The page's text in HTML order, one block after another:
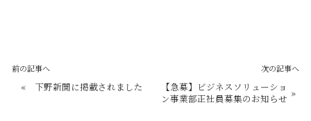
前の記事へ
« 下野新聞に掲載されました
次の記事へ
【急募】ビジネスソリューショ
ン事業部正社員募集のお知らせ »